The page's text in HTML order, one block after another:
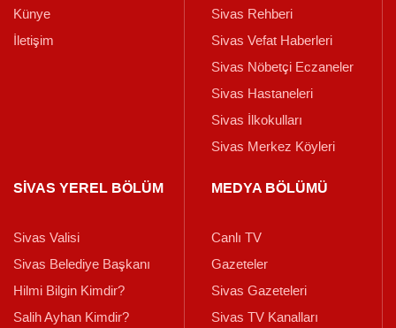
Künye
İletişim
Sivas Rehberi
Sivas Vefat Haberleri
Sivas Nöbetçi Eczaneler
Sivas Hastaneleri
Sivas İlkokulları
Sivas Merkez Köyleri
SİVAS YEREL BÖLÜM
Sivas Valisi
Sivas Belediye Başkanı
Hilmi Bilgin Kimdir?
Salih Ayhan Kimdir?
MEDYA BÖLÜMÜ
Canlı TV
Gazeteler
Sivas Gazeteleri
Sivas TV Kanalları